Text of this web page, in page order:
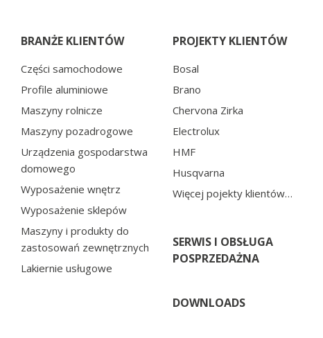
BRANŻE KLIENTÓW
Części samochodowe
Profile aluminiowe
Maszyny rolnicze
Maszyny pozadrogowe
Urządzenia gospodarstwa
domowego
Wyposażenie wnętrz
Wyposażenie sklepów
Maszyny i produkty do
zastosowań zewnętrznych
Lakiernie usługowe
PROJEKTY KLIENTÓW
Bosal
Brano
Chervona Zirka
Electrolux
HMF
Husqvarna
Więcej pojekty klientów…
SERWIS I OBSŁUGA
POSPRZEDAŻNA
DOWNLOADS